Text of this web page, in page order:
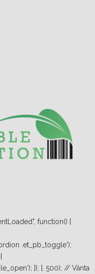
function() {
.et_pb_toggle');
}); }, 500); // Vänta